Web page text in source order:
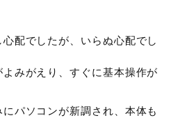
配でしたが、いらぬ心配でし
みがえり、すぐに基本操作が
パソコンが新調され、本体も